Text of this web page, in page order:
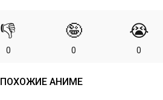
👎
0
🤪
0
😭
0
ПОХОЖИЕ АНИМЕ